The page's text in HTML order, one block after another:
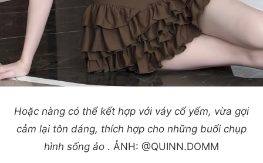
Hoặc nàng có thể kết hợp với váy cổ yếm, vừa gợi
cảm lại tôn dáng, thích hợp cho những buổi chụp
hình sống ảo . ẢNH: @QUINN.DOMM